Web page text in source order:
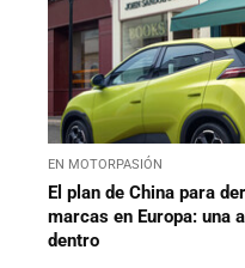
EN MOTORPASIÓN
El plan de China para
marcas en Europa: una
dentro